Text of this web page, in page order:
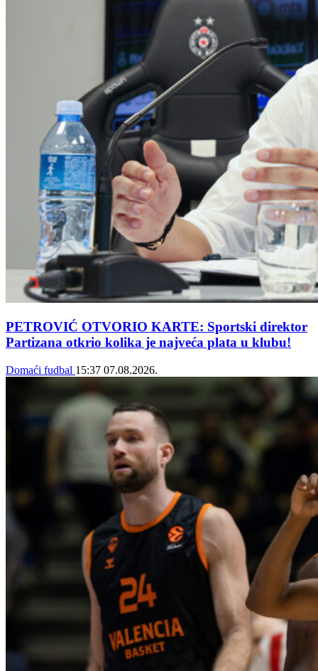
PETROVIĆ OTVORIO KARTE: Sportski direktor
Partizana otkrio kolika je najveća plata u klubu!
Domaći fudbal 15:37 07.08.2026.